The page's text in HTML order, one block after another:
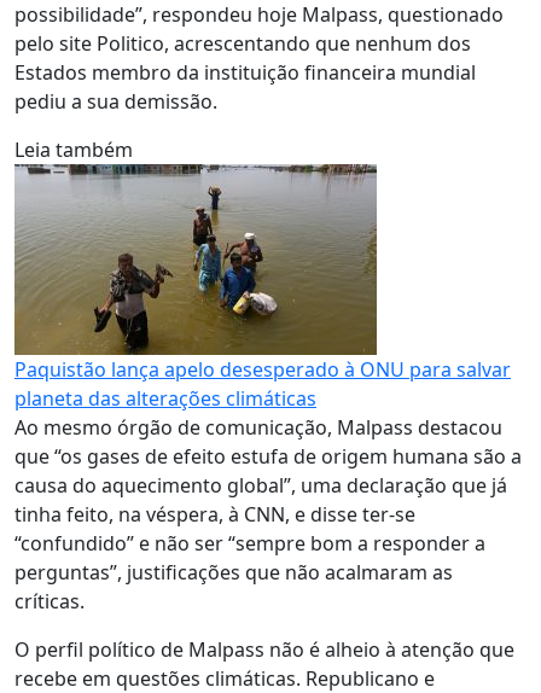
possibilidade”, respondeu hoje Malpass, questionado
pelo site Politico, acrescentando que nenhum dos
Estados membro da instituição financeira mundial
pediu a sua demissão.
Leia também
Paquistão lança apelo desesperado à ONU para salvar
planeta das alterações climáticas
Ao mesmo órgão de comunicação, Malpass destacou
que “os gases de efeito estufa de origem humana são a
causa do aquecimento global”, uma declaração que já
tinha feito, na véspera, à CNN, e disse ter-se
“confundido” e não ser “sempre bom a responder a
perguntas”, justificações que não acalmaram as
críticas.
O perfil político de Malpass não é alheio à atenção que
recebe em questões climáticas. Republicano e